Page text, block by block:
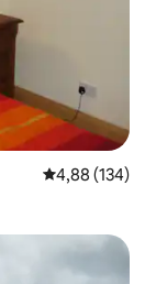
Évaluation
4,88 (134)